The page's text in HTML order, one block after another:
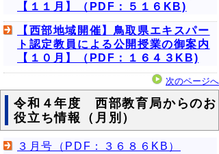
【１１月】（PDF：５１６KB)
【西部地域開催】鳥取県エキスパー
ト認定教員による公開授業の御案内
【１０月】（PDF：１６４３KB)
次のページへ
令和４年度 西部教育局からのお
役立ち情報（月別）
３月号（PDF：３６８６KB）